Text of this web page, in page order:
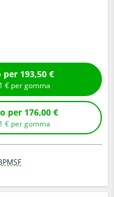
Compra con montaggio per 193,50 €
€ per gomma
Compra senza montaggio per 176,00 €
€ per gomma